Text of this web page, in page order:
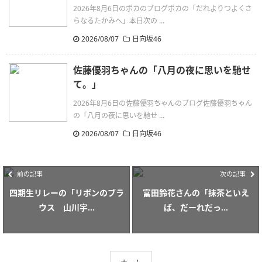
2026年8月6日のポカのブログポカの「だれよりつよくさ
らなるたかみへ」本日次の ...
2026/08/07
日向坂46
佐藤優羽ちゃんの「八月の夜に思いを馳せ
て。」
2026年8月6日の佐藤優羽ちゃんのブログ佐藤優羽ちゃん
の「八月の夜に思いを馳せ ...
2026/08/07
日向坂46
前の記事
四期生リレーの「リボンのブラ
ウス 山川宇...
次の記事
富田鈴花さんの「抹茶といえ
ば、だーれだっ...